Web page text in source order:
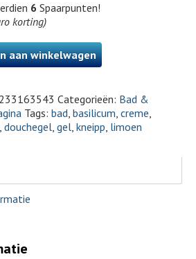
6 Spaarpunten!
korting)
aan winkelwagen
Categorieën: Bad &
Tags: bad, basilicum, creme,
, douchegel, gel, kneipp, limoen